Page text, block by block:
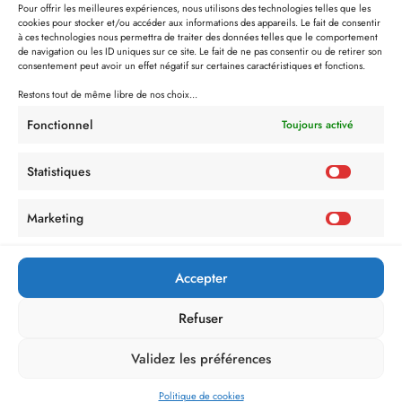
Pour offrir les meilleures expériences, nous utilisons des technologies telles que les
cookies pour stocker et/ou accéder aux informations des appareils. Le fait de consentir
à ces technologies nous permettra de traiter des données telles que le comportement
de navigation ou les ID uniques sur ce site. Le fait de ne pas consentir ou de retirer son
consentement peut avoir un effet négatif sur certaines caractéristiques et fonctions.
Restons tout de même libre de nos choix...
Fonctionnel Toujours activé
Statistiques
Marketing
Accepter
Refuser
Validez les préférences
Politique de cookies